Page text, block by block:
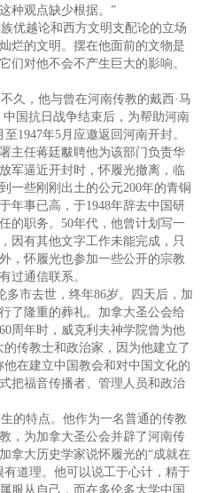
种观点缺少根据。”
优越论和西方文明支配论的立场
烂的文明。摆在他面前的文物是
们对他不会不产生巨大的影响。
久，他与曾在河南传教的戴西·马
中国抗日战争结束后，为帮助河南
1947年5月应邀返回河南开封。
主任蒋廷黻聘他为该部门负责华
军逼近开封时，怀履光撤离，临
一些刚刚出土的公元200年的青铜
年事已高，于1948年辞去中国研
的职务。50年代，他曾计划写一
因有其他文字工作未能完成，只
，怀履光也参加一些公开的宗教
过通信联系。
市去世，终年86岁。四天后，加
了隆重的葬礼。加拿大圣公会给
周年时，威克利夫神学院曾为他
传教士和政治家，因为他建立了
在建立中国教会和对中国文化的
把福音传播者、管理人员和政治
的特点。他作为一名普通的传教
，为加拿大圣公会并辟了河南传
拿大历史学家说怀履光的“成就在
道理。他可以说工于心计，精于
服从自己，而在多伦多大学中国